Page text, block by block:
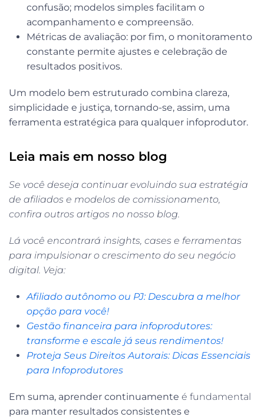
confusão; modelos simples facilitam o
acompanhamento e compreensão.
Métricas de avaliação: por fim, o monitoramento
constante permite ajustes e celebração de
resultados positivos.
Um modelo bem estruturado combina clareza,
simplicidade e justiça, tornando-se, assim, uma
ferramenta estratégica para qualquer infoprodutor.
Leia mais em nosso blog
Se você deseja continuar evoluindo sua estratégia
de afiliados e modelos de comissionamento,
confira outros artigos no nosso blog.
Lá você encontrará insights, cases e ferramentas
para impulsionar o crescimento do seu negócio
digital. Veja:
Afiliado autônomo ou PJ: Descubra a melhor
opção para você!
Gestão financeira para infoprodutores:
transforme e escale já seus rendimentos!
Proteja Seus Direitos Autorais: Dicas Essenciais
para Infoprodutores
Em suma, aprender continuamente é fundamental
para manter resultados consistentes e